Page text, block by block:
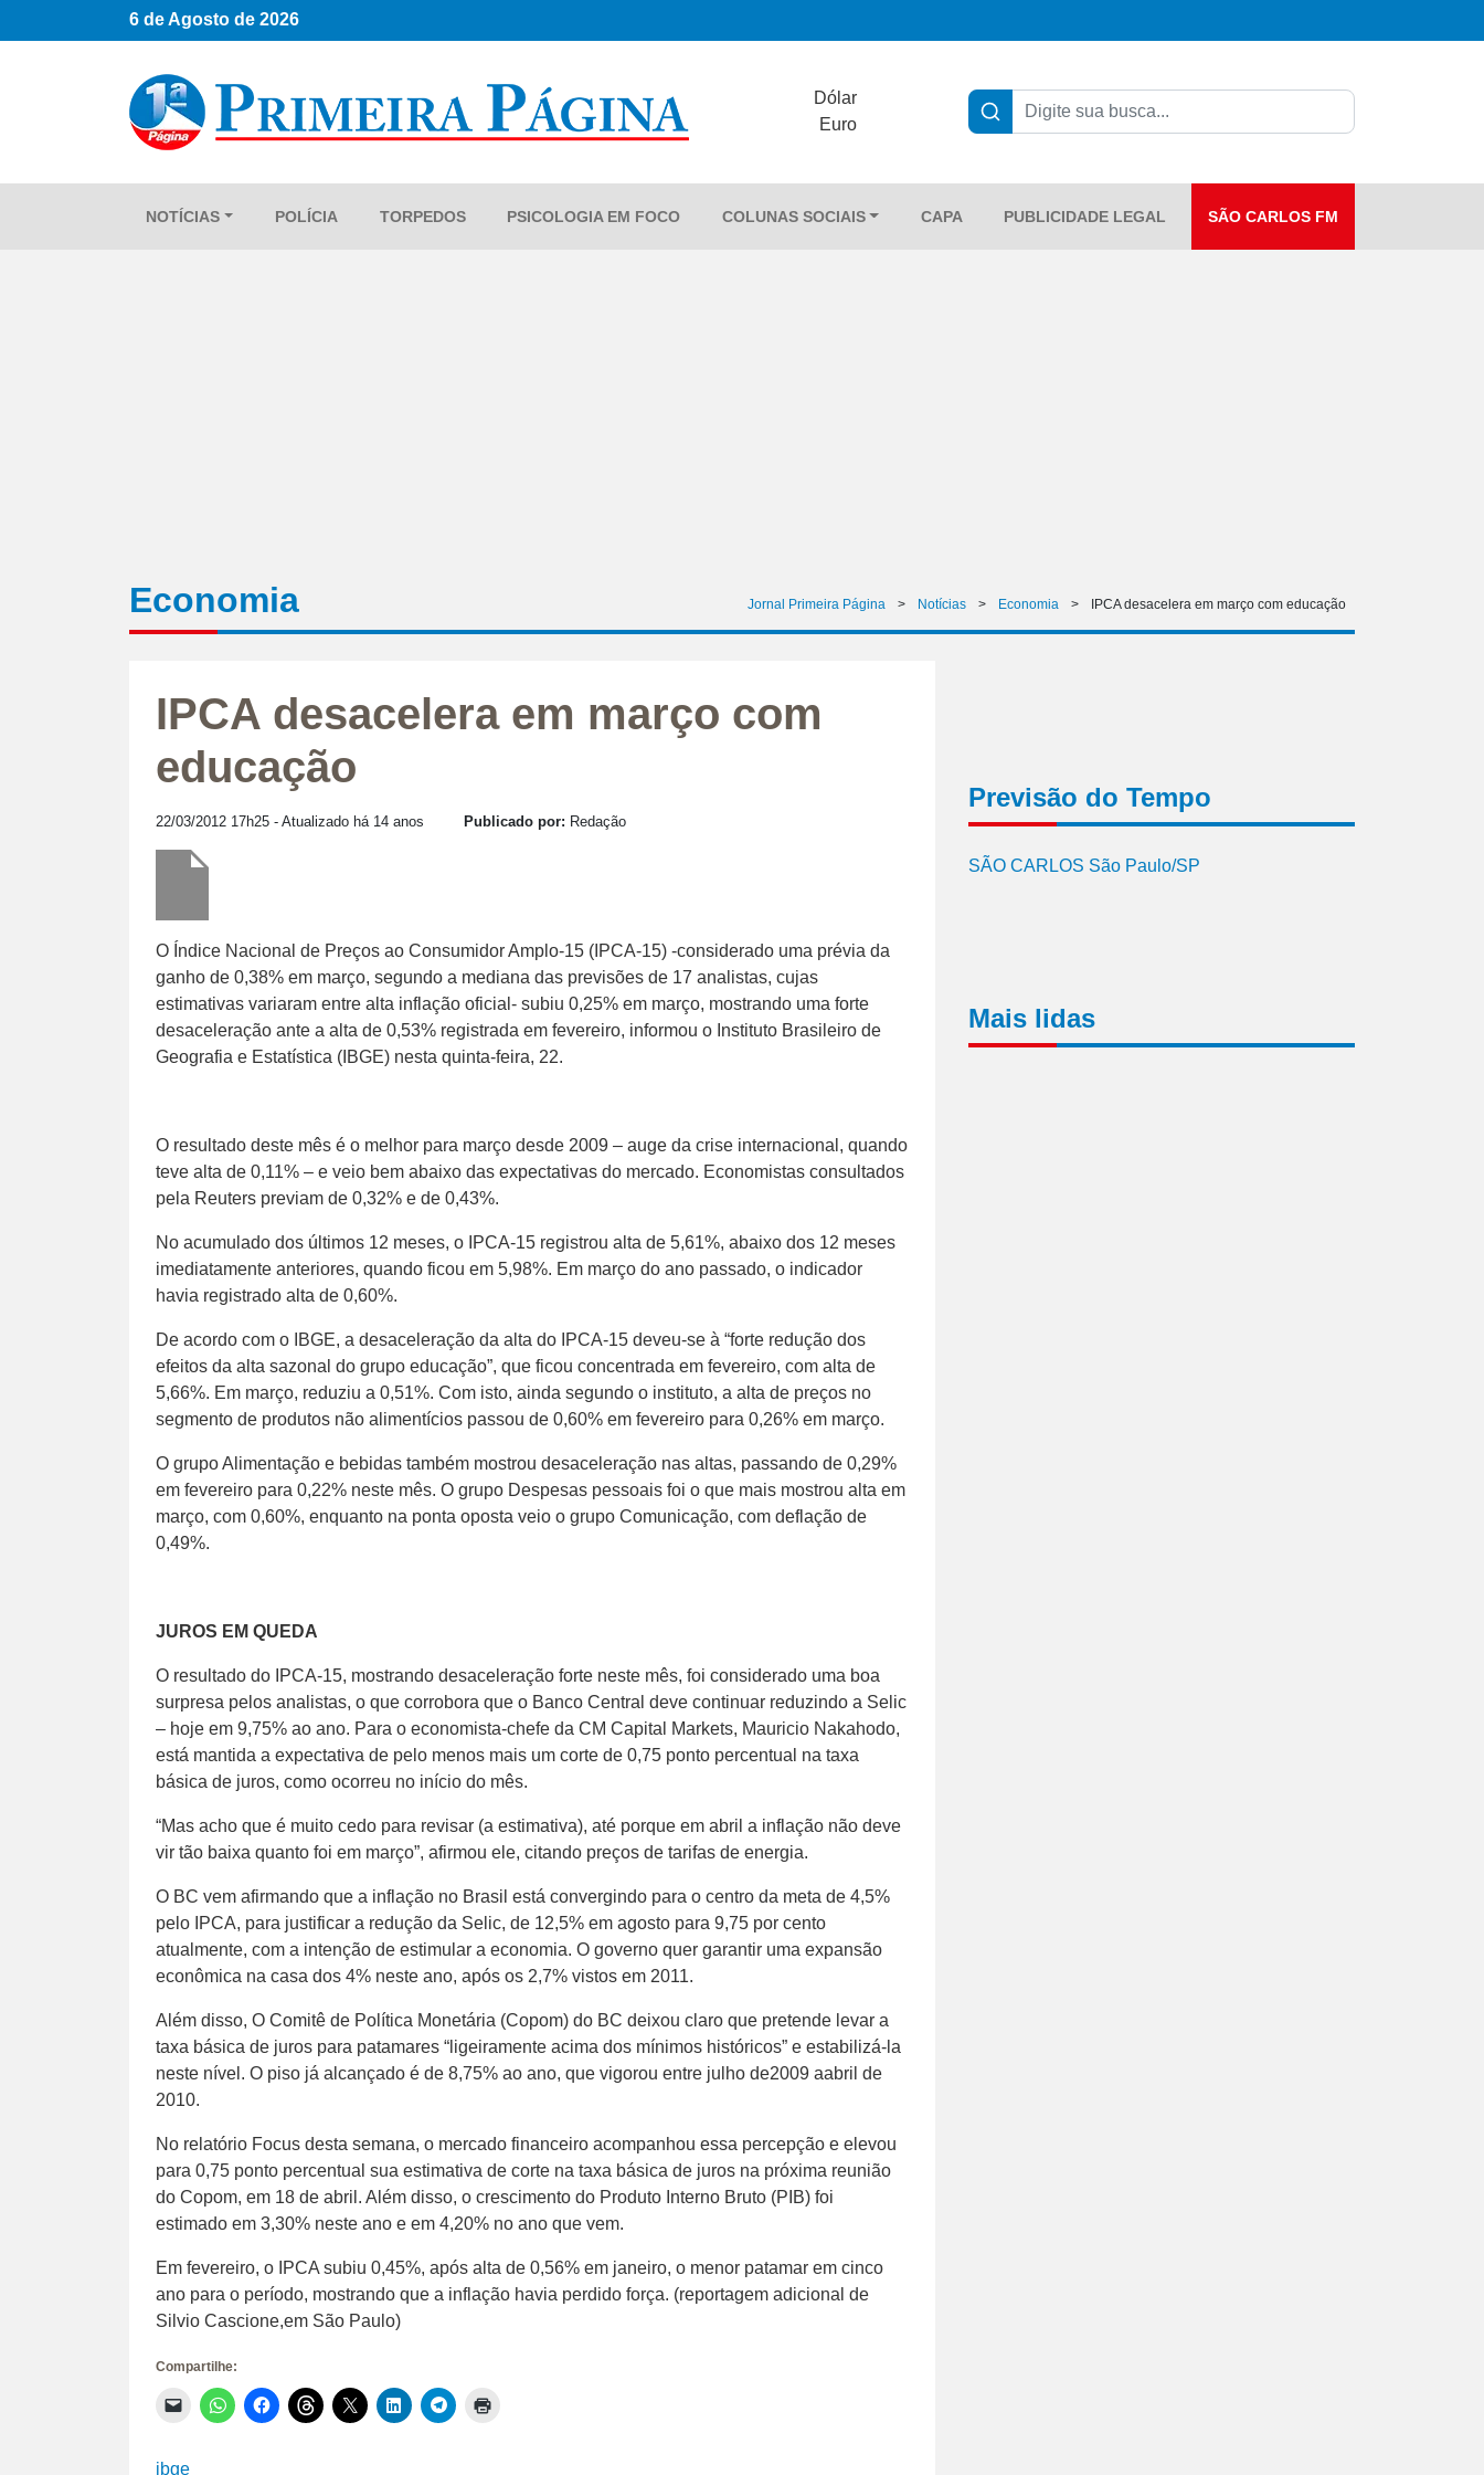
6 de Agosto de 2026
Dólar
Euro
NOTÍCIAS POLÍCIA TORPEDOS PSICOLOGIA EM FOCO COLUNAS SOCIAIS CAPA PUBLICIDADE LEGAL SÃO CARLOS FM
Economia Jornal Primeira Página > Notícias > Economia > IPCA desacelera em março com educação
IPCA desacelera em março com
educação
22/03/2012 17h25 - Atualizado há 14 anos Publicado por: Redação
O Índice Nacional de Preços ao Consumidor Amplo-15 (IPCA-15) -considerado uma prévia da
ganho de 0,38% em março, segundo a mediana das previsões de 17 analistas, cujas
estimativas variaram entre alta inflação oficial- subiu 0,25% em março, mostrando uma forte
desaceleração ante a alta de 0,53% registrada em fevereiro, informou o Instituto Brasileiro de
Geografia e Estatística (IBGE) nesta quinta-feira, 22.
O resultado deste mês é o melhor para março desde 2009 – auge da crise internacional, quando
teve alta de 0,11% – e veio bem abaixo das expectativas do mercado. Economistas consultados
pela Reuters previam de 0,32% e de 0,43%.
No acumulado dos últimos 12 meses, o IPCA-15 registrou alta de 5,61%, abaixo dos 12 meses
imediatamente anteriores, quando ficou em 5,98%. Em março do ano passado, o indicador
havia registrado alta de 0,60%.
De acordo com o IBGE, a desaceleração da alta do IPCA-15 deveu-se à “forte redução dos
efeitos da alta sazonal do grupo educação”, que ficou concentrada em fevereiro, com alta de
5,66%. Em março, reduziu a 0,51%. Com isto, ainda segundo o instituto, a alta de preços no
segmento de produtos não alimentícios passou de 0,60% em fevereiro para 0,26% em março.
O grupo Alimentação e bebidas também mostrou desaceleração nas altas, passando de 0,29%
em fevereiro para 0,22% neste mês. O grupo Despesas pessoais foi o que mais mostrou alta em
março, com 0,60%, enquanto na ponta oposta veio o grupo Comunicação, com deflação de
0,49%.
JUROS EM QUEDA
O resultado do IPCA-15, mostrando desaceleração forte neste mês, foi considerado uma boa
surpresa pelos analistas, o que corrobora que o Banco Central deve continuar reduzindo a Selic
– hoje em 9,75% ao ano. Para o economista-chefe da CM Capital Markets, Mauricio Nakahodo,
está mantida a expectativa de pelo menos mais um corte de 0,75 ponto percentual na taxa
básica de juros, como ocorreu no início do mês.
“Mas acho que é muito cedo para revisar (a estimativa), até porque em abril a inflação não deve
vir tão baixa quanto foi em março”, afirmou ele, citando preços de tarifas de energia.
O BC vem afirmando que a inflação no Brasil está convergindo para o centro da meta de 4,5%
pelo IPCA, para justificar a redução da Selic, de 12,5% em agosto para 9,75 por cento
atualmente, com a intenção de estimular a economia. O governo quer garantir uma expansão
econômica na casa dos 4% neste ano, após os 2,7% vistos em 2011.
Além disso, O Comitê de Política Monetária (Copom) do BC deixou claro que pretende levar a
taxa básica de juros para patamares “ligeiramente acima dos mínimos históricos” e estabilizá-la
neste nível. O piso já alcançado é de 8,75% ao ano, que vigorou entre julho de2009 aabril de
2010.
No relatório Focus desta semana, o mercado financeiro acompanhou essa percepção e elevou
para 0,75 ponto percentual sua estimativa de corte na taxa básica de juros na próxima reunião
do Copom, em 18 de abril. Além disso, o crescimento do Produto Interno Bruto (PIB) foi
estimado em 3,30% neste ano e em 4,20% no ano que vem.
Em fevereiro, o IPCA subiu 0,45%, após alta de 0,56% em janeiro, o menor patamar em cinco
ano para o período, mostrando que a inflação havia perdido força. (reportagem adicional de
Silvio Cascione,em São Paulo)
Compartilhe:
Clique
para
Clique
para
Clique
para
Clique
para
Clique
para
Clique
para
Clique
para
ibge
Previsão do Tempo
SÃO CARLOS São Paulo/SP
Mais lidas